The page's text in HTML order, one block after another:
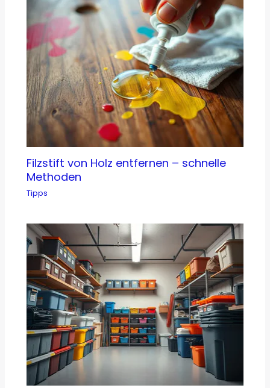
Filzstift von Holz entfernen – schnelle
Methoden
Tipps